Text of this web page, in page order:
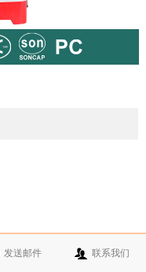
发送邮件 联系我们